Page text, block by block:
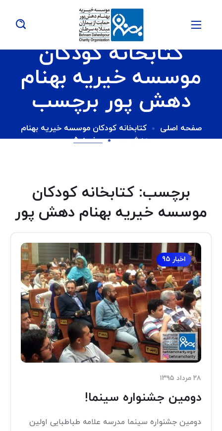
کتابخانه کودکان
موسسه خیریه بهنام
دهش پور برچسب
صفحه اصلی
کتابخانه کودکان موسسه خیریه بهنام
دهش پور
صفحه 5
برچسب: کتابخانه کودکان
موسسه خیریه بهنام دهش پور
اخبار 95
۲۸ مرداد ۱۳۹۵
دومین جشنواره سینما!
دومین جشنواره سینما مدرسه علامه طباطبایی اولین